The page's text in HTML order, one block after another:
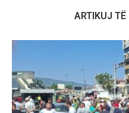
ARTIKUJ TË